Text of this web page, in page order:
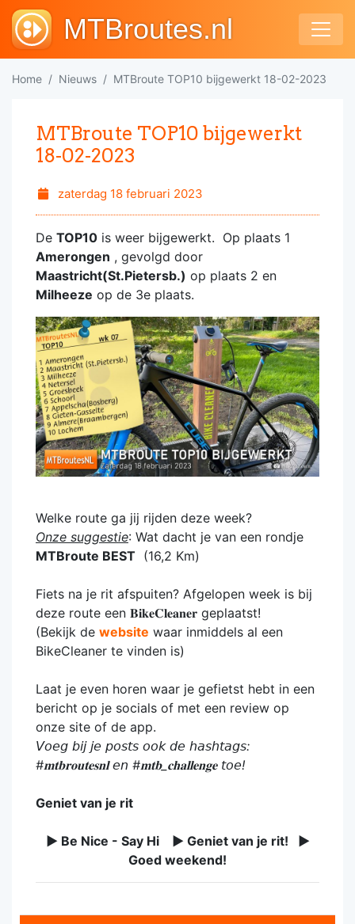
MTBroutes.nl
Home Nieuws MTBroute TOP10 bijgewerkt 18-02-2023
MTBroute TOP10 bijgewerkt
18-02-2023
zaterdag 18 februari 2023
De TOP10 is weer bijgewerkt. Op plaats 1
Amerongen , gevolgd door
Maastricht(St.Pietersb.) op plaats 2 en
Milheeze op de 3e plaats.
Welke route ga jij rijden deze week?
Onze suggestie: Wat dacht je van een rondje
MTBroute BEST (16,2 Km)
Fiets na je rit afspuiten? Afgelopen week is bij
deze route een 𝐁𝐢𝐤𝐞𝐂𝐥𝐞𝐚𝐧𝐞𝐫 geplaatst!
(Bekijk de website waar inmiddels al een
BikeCleaner te vinden is)
Laat je even horen waar je gefietst hebt in een
bericht op je socials of met een review op
onze site of de app.
𝘝𝘰𝘦𝘨 𝘣𝘪𝘫 𝘫𝘦 𝘱𝘰𝘴𝘵𝘴 𝘰𝘰𝘬 𝘥𝘦 𝘩𝘢𝘴𝘩𝘵𝘢𝘨𝘴:
#𝐦𝐭𝐛𝐫𝐨𝐮𝐭𝐞𝐬𝐧𝐥 𝘦𝘯 #𝐦𝐭𝐛_𝐜𝐡𝐚𝐥𝐥𝐞𝐧𝐠𝐞 𝘵𝘰𝘦!
Geniet van je rit
► Be Nice - Say Hi ► Geniet van je rit! ►
Goed weekend!